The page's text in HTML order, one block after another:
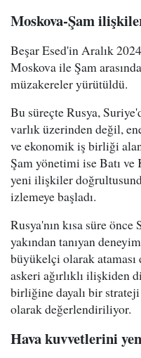
Moskova-Şam
Beşar Esed'in Aralık
Moskova ile Şam
müzakereler yürütüldü.
Bu süreçte Rusya,
varlık üzerinden değil,
ve ekonomik iş birliği
Şam yönetimi ise Batı
yeni ilişkiler
izlemeye başladı.
Rusya'nın kısa süre
yakından tanıyan
büyükelçi olarak ataması
askeri ağırlıklı ilişkiden
birliğine dayalı bir
olarak değerlendiriliyor.
Hava kuvvetlerini